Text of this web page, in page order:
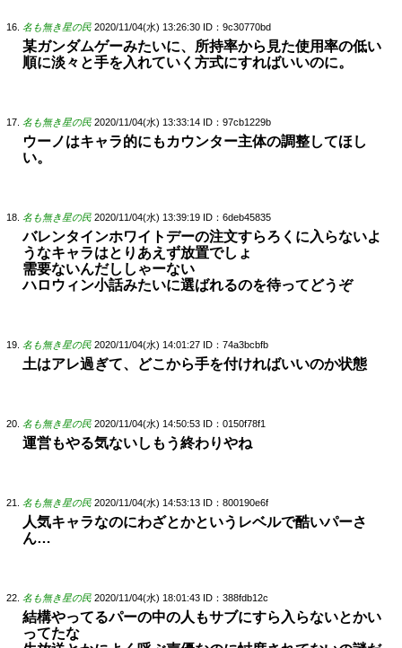
名も無き星の民 2020/11/04(水) 13:26:30 ID：9c30770bd
某ガンダムゲーみたいに、所持率から見た使用率の低い
順に淡々と手を入れていく方式にすればいいのに。
名も無き星の民 2020/11/04(水) 13:33:14 ID：97cb1229b
ウーノはキャラ的にもカウンター主体の調整してほし
い。
名も無き星の民 2020/11/04(水) 13:39:19 ID：6deb45835
バレンタインホワイトデーの注文すらろくに入らないよ
うなキャラはとりあえず放置でしょ
需要ないんだししゃーない
ハロウィン小話みたいに選ばれるのを待ってどうぞ
名も無き星の民 2020/11/04(水) 14:01:27 ID：74a3bcbfb
土はアレ過ぎて、どこから手を付ければいいのか状態
名も無き星の民 2020/11/04(水) 14:50:53 ID：0150f78f1
運営もやる気ないしもう終わりやね
名も無き星の民 2020/11/04(水) 14:53:13 ID：800190e6f
人気キャラなのにわざとかというレベルで酷いパーさ
ん…
名も無き星の民 2020/11/04(水) 18:01:43 ID：388fdb12c
結構やってるパーの中の人もサブにすら入らないとかい
ってたな